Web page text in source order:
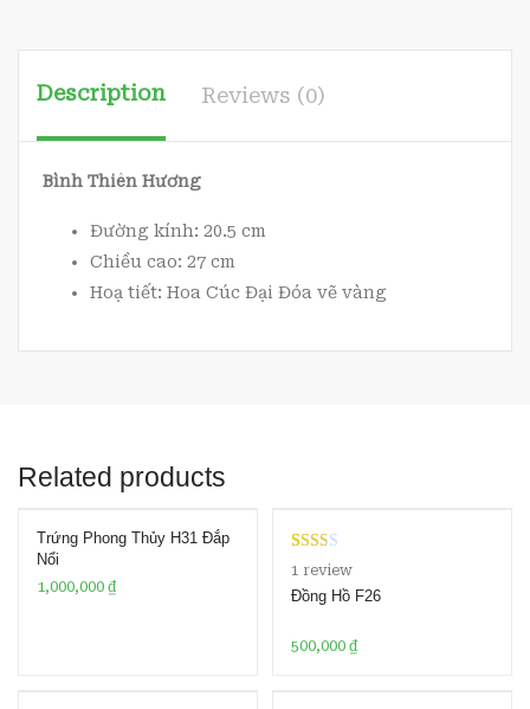
Description Reviews (0)
Bình Thiên Hương
Đường kính: 20.5 cm
Chiều cao: 27 cm
Hoạ tiết: Hoa Cúc Đại Đóa vẽ vàng
Related products
Trứng Phong Thủy H31 Đắp
Nổi
1,000,000 ₫
Rate
d
out
11 review
Đồng Hồ F26
500,000 ₫